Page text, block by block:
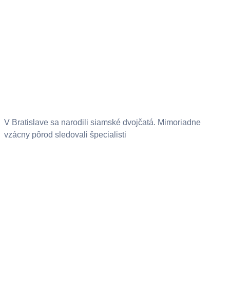
V Bratislave sa narodili siamské dvojčatá. Mimoriadne
vzácny pôrod sledovali špecialisti